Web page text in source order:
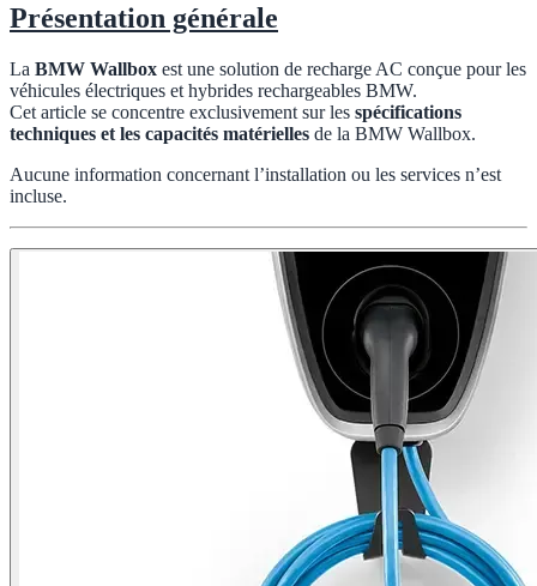
Présentation générale
La BMW Wallbox est une solution de recharge AC conçue pour les
véhicules électriques et hybrides rechargeables BMW.
Cet article se concentre exclusivement sur les spécifications
techniques et les capacités matérielles de la BMW Wallbox.
Aucune information concernant l’installation ou les services n’est
incluse.